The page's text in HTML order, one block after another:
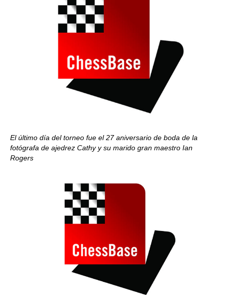
El último día del torneo fue el 27 aniversario de boda de la
fotógrafa de ajedrez Cathy y su marido gran maestro Ian
Rogers